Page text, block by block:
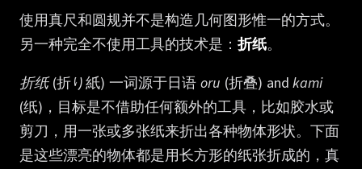
使用真尺和圆规并不是构造几何图形惟一的方式。
另一种完全不使用工具的技术是： 折纸。
折纸 (折り紙) 一词源于日语 oru (折叠) andkami
(纸)，目标是不借助任何额外的工具，比如胶水或
剪刀，用一张或多张纸来折出各种物体形状。下面
是这些漂亮的物体都是用长方形的纸张折成的，真